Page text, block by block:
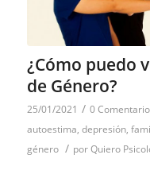
¿Cómo puedo
de Género?
25/01/2021 / 0
autoestima, depresión,
género / porQuiero